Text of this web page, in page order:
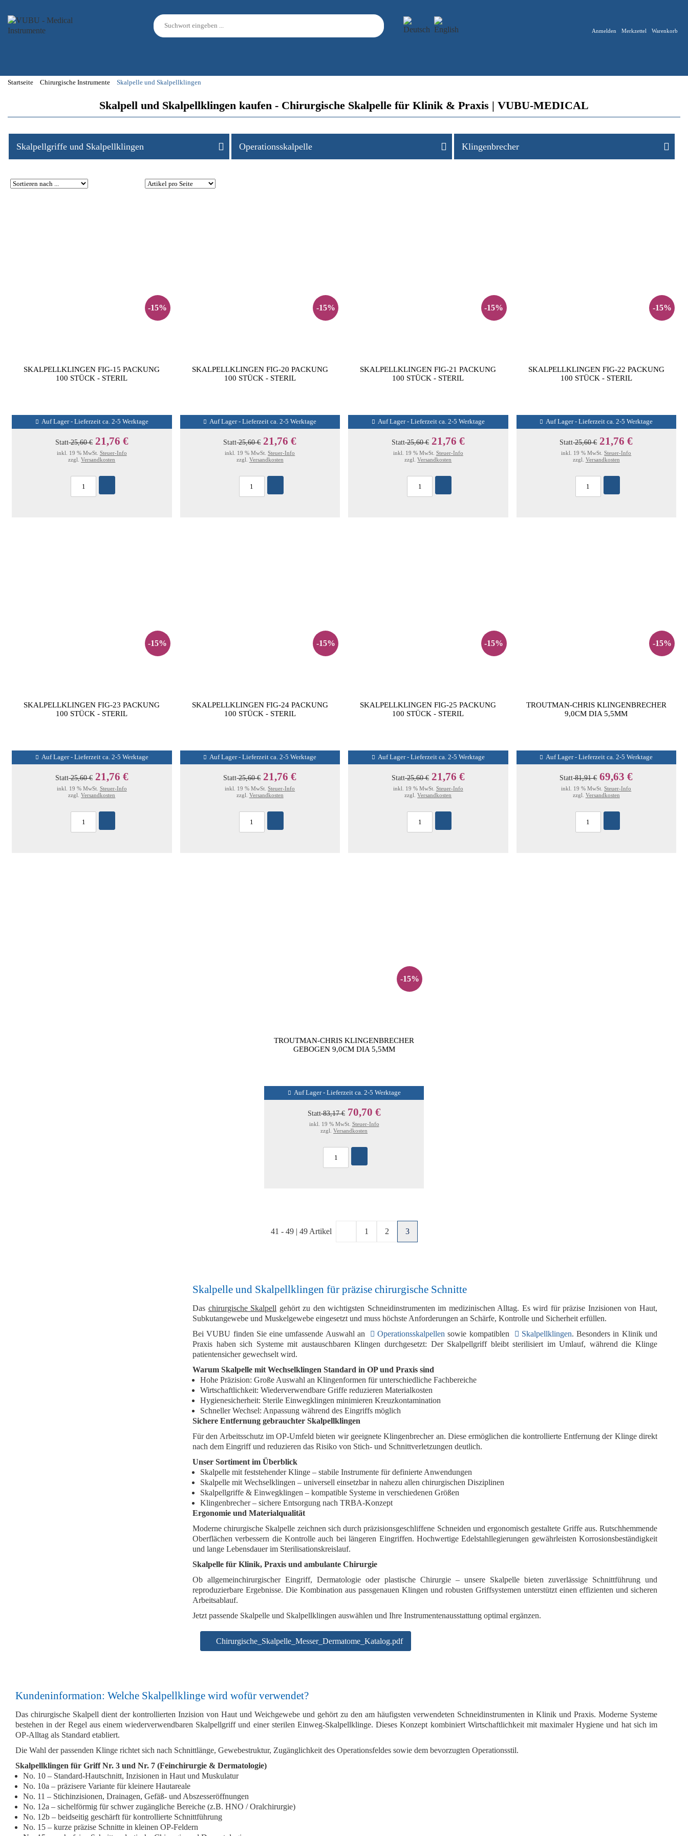
Anmelden Merkzettel Warenkorb
Startseite Chirurgische Instrumente Skalpelle und Skalpellklingen
Skalpell und Skalpellklingen kaufen - Chirurgische Skalpelle für Klinik & Praxis | VUBU-MEDICAL
Skalpellgriffe und Skalpellklingen Operationsskalpelle Klingenbrecher
-15%
SKALPELLKLINGEN FIG-15 PACKUNG
100 STÜCK - STERIL
Auf Lager - Lieferzeit ca. 2-5 Werktage
Statt25,60 € 21,76 €
inkl. 19 % MwSt. Steuer-Info
zzgl.Versandkosten
-15%
SKALPELLKLINGEN FIG-20 PACKUNG
100 STÜCK - STERIL
Auf Lager - Lieferzeit ca. 2-5 Werktage
Statt25,60 € 21,76 €
inkl. 19 % MwSt.Steuer-Info
zzgl. Versandkosten
-15%
SKALPELLKLINGEN FIG-21 PACKUNG
100 STÜCK - STERIL
Auf Lager - Lieferzeit ca. 2-5 Werktage
Statt25,60 € 21,76 €
inkl. 19 % MwSt. Steuer-Info
zzgl.Versandkosten
-15%
SKALPELLKLINGEN FIG-22 PACKUNG
100 STÜCK - STERIL
Auf Lager - Lieferzeit ca. 2-5 Werktage
Statt25,60 € 21,76 €
inkl. 19 % MwSt.Steuer-Info
zzgl. Versandkosten
-15%
SKALPELLKLINGEN FIG-23 PACKUNG
100 STÜCK - STERIL
Auf Lager - Lieferzeit ca. 2-5 Werktage
Statt25,60 € 21,76 €
inkl. 19 % MwSt. Steuer-Info
zzgl.Versandkosten
-15%
SKALPELLKLINGEN FIG-24 PACKUNG
100 STÜCK - STERIL
Auf Lager - Lieferzeit ca. 2-5 Werktage
Statt25,60 € 21,76 €
inkl. 19 % MwSt.Steuer-Info
zzgl. Versandkosten
-15%
SKALPELLKLINGEN FIG-25 PACKUNG
100 STÜCK - STERIL
Auf Lager - Lieferzeit ca. 2-5 Werktage
Statt25,60 € 21,76 €
inkl. 19 % MwSt. Steuer-Info
zzgl.Versandkosten
-15%
TROUTMAN-CHRIS KLINGENBRECHER
9,0CM DIA 5,5MM
Auf Lager - Lieferzeit ca. 2-5 Werktage
Statt81,91 € 69,63 €
inkl. 19 % MwSt.Steuer-Info
zzgl. Versandkosten
-15%
TROUTMAN-CHRIS KLINGENBRECHER
GEBOGEN 9,0CM DIA 5,5MM
Auf Lager - Lieferzeit ca. 2-5 Werktage
Statt83,17 € 70,70 €
inkl. 19 % MwSt. Steuer-Info
zzgl. Versandkosten
41 - 49| 49Artikel 1 2 3
Skalpelle und Skalpellklingen für präzise chirurgische Schnitte
Das chirurgische Skalpell gehört zu den wichtigsten Schneidinstrumenten im medizinischen Alltag. Es wird für präzise Inzisionen vonHaut,
Subkutangewebe und Muskelgewebe eingesetzt und muss höchste Anforderungen an Schärfe, Kontrolle und Sicherheit erfüllen.
Bei VUBU finden Sie eine umfassende Auswahl an
Operationsskalpellen sowie kompatiblen Skalpellklingen. Besonders in Klinik und
Praxis haben sich Systeme mit austauschbaren Klingen durchgesetzt: Der Skalpellgriffbleibt sterilisiert im Umlauf, während die Klinge
patientensicher gewechselt wird.
Warum Skalpelle mit Wechselklingen Standard in OP und Praxis sind
Hohe Präzision: Große Auswahl an Klingenformen für unterschiedliche Fachbereiche
Wirtschaftlichkeit: Wiederverwendbare Griffe reduzieren Materialkosten
Hygienesicherheit: Sterile Einwegklingen minimieren Kreuzkontamination
Schneller Wechsel: Anpassung während des Eingriffs möglich
Sichere Entfernung gebrauchter Skalpellklingen
Für den Arbeitsschutz im OP-Umfeld bieten wir geeigneteKlingenbrecheran. Diese ermöglichen die kontrollierte Entfernung der Klinge direkt
nach dem Eingriff und reduzieren das Risiko von Stich- und Schnittverletzungen deutlich.
Unser Sortiment im Überblick
Skalpelle mit feststehender Klinge – stabile Instrumente für definierte Anwendungen
Skalpelle mit Wechselklingen – universell einsetzbar in nahezu allen chirurgischen Disziplinen
Skalpellgriffe & Einwegklingen – kompatible Systeme in verschiedenen Größen
Klingenbrecher– sichere Entsorgung nach TRBA-Konzept
Ergonomie und Materialqualität
Moderne chirurgische Skalpelle zeichnen sich durch präzisionsgeschliffene Schneiden und ergonomisch gestaltete Griffe aus. Rutschhemmende
Oberflächen verbessern die Kontrolle auch bei längeren Eingriffen. Hochwertige Edelstahllegierungen gewährleisten Korrosionsbeständigkeit
und lange Lebensdauer im Sterilisationskreislauf.
Skalpelle für Klinik, Praxis und ambulante Chirurgie
Ob allgemeinchirurgischer Eingriff, Dermatologie oder plastische Chirurgie – unsere Skalpelle bieten zuverlässige Schnittführung und
reproduzierbare Ergebnisse. Die Kombination aus passgenauen Klingen und robusten Griffsystemen unterstützt einen effizienten und sicheren
Arbeitsablauf.
Jetzt passende Skalpelle und Skalpellklingen auswählen und Ihre Instrumentenausstattung optimal ergänzen.
Chirurgische_Skalpelle_Messer_Dermatome_Katalog.pdf
Kundeninformation: Welche Skalpellklinge wird wofür verwendet?
Das chirurgische Skalpell dient der kontrollierten Inzision von Haut und Weichgewebe und gehört zu den am häufigsten verwendeten Schneidinstrumenten in Klinik und Praxis. Moderne Systeme
bestehen in der Regel aus einemwiederverwendbaren Skalpellgriffund einer sterilen Einweg-Skalpellklinge. Dieses Konzept kombiniert Wirtschaftlichkeit mit maximaler Hygiene und hat sich im
OP-Alltag als Standard etabliert.
Die Wahl der passenden Klinge richtet sich nach Schnittlänge, Gewebestruktur, Zugänglichkeit des Operationsfeldes sowie dem bevorzugten Operationsstil.
Skalpellklingen für Griff Nr. 3 und Nr. 7 (Feinchirurgie & Dermatologie)
No. 10 – Standard-Hautschnitt, Inzisionen in Haut und Muskulatur
No. 10a – präzisere Variante für kleinere Hautareale
No. 11 – Stichinzisionen, Drainagen, Gefäß- und Abszesseröffnungen
No. 12a – sichelförmig für schwer zugängliche Bereiche (z.B. HNO / Oralchirurgie)
No. 12b – beidseitig geschärft für kontrollierte Schnittführung
No. 15 – kurze präzise Schnitte in kleinen OP-Feldern